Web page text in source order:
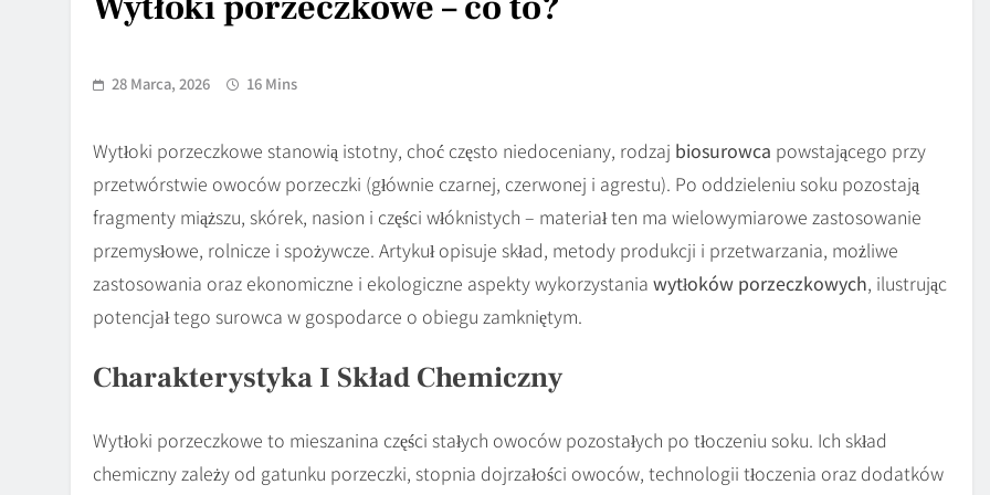
28 Marca, 2026 16 Mins
Wytłoki porzeczkowe stanowią istotny, choć często niedoceniany, rodzaj biosurowca powstającego przy
przetwórstwie owoców porzeczki (głównie czarnej, czerwonej i agrestu). Po oddzieleniu soku pozostają
fragmenty miąższu, skórek, nasion i części włóknistych – materiał ten ma wielowymiarowe zastosowanie
przemysłowe, rolnicze i spożywcze. Artykuł opisuje skład, metody produkcji i przetwarzania, możliwe
zastosowania oraz ekonomiczne i ekologiczne aspekty wykorzystania wytłoków porzeczkowych, ilustrując
potencjał tego surowca w gospodarce o obiegu zamkniętym.
Charakterystyka I Skład Chemiczny
Wytłoki porzeczkowe to mieszanina części stałych owoców pozostałych po tłoczeniu soku. Ich skład
chemiczny zależy od gatunku porzeczki, stopnia dojrzałości owoców, technologii tłoczenia oraz dodatków